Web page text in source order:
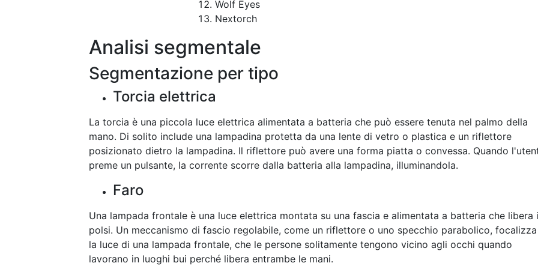
Wolf Eyes
Nextorch
Analisi segmentale
Segmentazione per tipo
Torcia elettrica
La torcia è una piccola luce elettrica alimentata a batteria che può essere tenuta nel palmo della
mano. Di solito include una lampadina protetta da una lente di vetro o plastica e un riflettore
posizionato dietro la lampadina. Il riflettore può avere una forma piatta o convessa. Quando
preme un pulsante, la corrente scorre dalla batteria alla lampadina, illuminandola.
Faro
Una lampada frontale è una luce elettrica montata su una fascia e alimentata a batteria che libera i
polsi. Un meccanismo di fascio regolabile, come un riflettore o uno specchio parabolico, focalizza
la luce di una lampada frontale, che le persone solitamente tengono vicino agli occhi quando
lavorano in luoghi bui perché libera entrambe le mani.